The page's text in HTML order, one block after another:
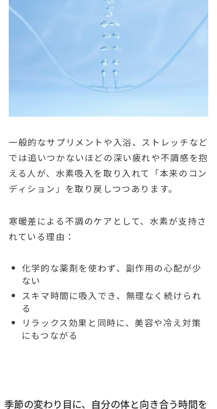
一般的なサプリメントや入浴、ストレッチなど
では追いつかないほどの深い疲れや不調感を抱
える人が、水素吸入を取り入れて「本来のコン
ディション」を取り戻しつつあります。
寒暖差による不調のケアとして、水素が支持さ
れている理由：
化学的な薬剤を使わず、副作用の心配が少
ない
スキマ時間に吸入でき、無理なく続けられ
る
リラックス効果と同時に、美容や冷え対策
にもつながる
季節の変わり目に、自分の体と向き合う時間を